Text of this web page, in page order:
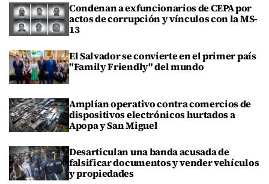
Condenan a exfuncionarios de CEPA por
actos de corrupción y vínculos con la MS-
13
El Salvador se convierte en el primer país
"Family Friendly" del mundo
Amplían operativo contra comercios de
dispositivos electrónicos hurtados a
Apopa y San Miguel
Desarticulan una banda acusada de
falsificar documentos y vender vehículos
y propiedades